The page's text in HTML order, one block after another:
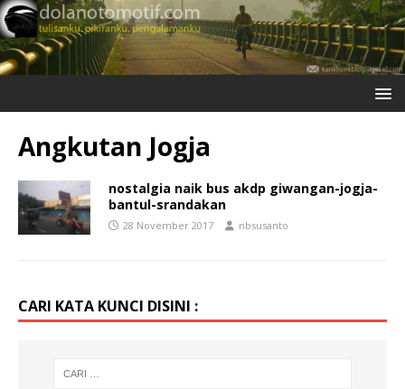
Angkutan Jogja
nostalgia naik bus akdp giwangan-jogja-
bantul-srandakan
28 November 2017 nbsusanto
CARI KATA KUNCI DISINI :